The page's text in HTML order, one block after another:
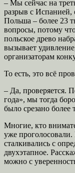
– Мы сейчас на
разрыв с Испанией,
Польша – более 23
вопросы, потому
польское древо
вызывает
организаторам
То есть, это всё
– Да, проверяется.
года», мы тогда
было срезано более
Многие, кто
уже
сталкивались с
двухэтапное.
можно с